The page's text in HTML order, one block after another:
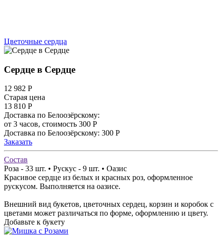
Цветочные сердца
Сердце в Сердце
12 982 Р
Старая цена
13 810 Р
Доставка по Белоозёрскому:
от 3 часов, стоимость 300 Р
Доставка по Белоозёрскому: 300 Р
Заказать
Состав
Роза - 33 шт. • Рускус - 9 шт. • Оазис
Красивое сердце из белых и красных роз, оформленное
рускусом. Выполняется на оазисе.
Внешний вид букетов, цветочных сердец, корзин и коробок с
цветами может различаться по форме, оформлению и цвету.
Добавьте к букету